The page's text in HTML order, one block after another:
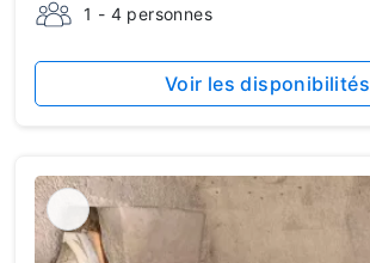
1 - 4 personnes
Voir les disponibilités